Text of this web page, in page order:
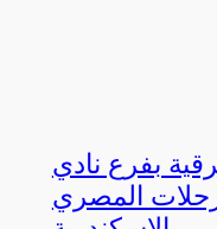
بفرع نادي
المصري